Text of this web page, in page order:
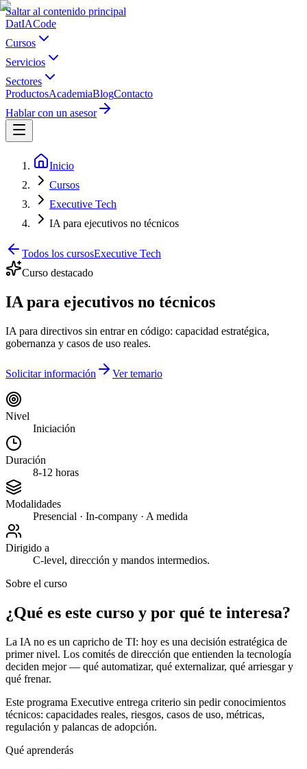
Saltar al contenido principal
DatIACode
Cursos
Servicios
Sectores
ProductosAcademiaBlogContacto
Hablar con un asesor
Inicio
Cursos
Executive Tech
IA para ejecutivos no técnicos
Todos los cursosExecutive Tech
Curso destacado
IA para ejecutivos no técnicos
IA para directivos sin entrar en código: capacidad estratégica,
gobernanza y casos de uso reales.
Solicitar información Ver temario
Nivel
Iniciación
Duración
8-12 horas
Modalidades
Presencial · In-company · A medida
Dirigido a
C-level, dirección y mandos intermedios.
Sobre el curso
¿Qué es este curso y por qué te interesa?
La IA no es un capricho de TI: hoy es una decisión estratégica de
primer nivel. Los comités de dirección que entienden la tecnología
deciden mejor — qué automatizar, qué externalizar, qué arriesgar y
qué frenar.
Este programa Executive entrega criterio sin pedir conocimientos
técnicos: capacidades reales, riesgos, casos de uso, métricas,
regulación y palancas de adopción.
Qué aprenderás